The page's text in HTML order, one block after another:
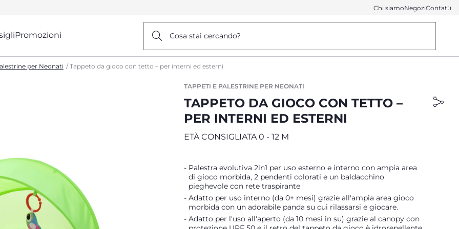
Chi siamoNegoziContatti
Promozioni Cosa stai cercando?
per Neonati Tappeto da gioco con tetto – per interni ed esterni
TAPPETI E PALESTRINE PER NEONATI
TAPPETO DA GIOCO CON TETTO –
PER INTERNI ED ESTERNI
ETÀ CONSIGLIATA 0 - 12 M
Palestra evolutiva 2in1 per uso esterno e interno con ampia area
di gioco morbida, 2 pendenti colorati e un baldacchino
pieghevole con rete traspirante
Adatto per uso interno (da 0+ mesi) grazie all'ampia area gioco
morbida con un adorabile panda su cui rilassarsi e giocare.
Adatto per l'uso all'aperto (da 10 mesi in su) grazie al canopy con